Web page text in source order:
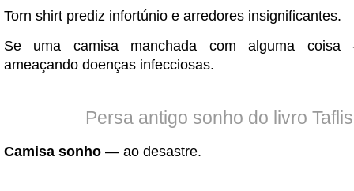
Torn shirt prediz infortúnio e arredores insignificantes.
Se uma camisa manchada com alguma
ameaçando doenças infecciosas.
Persa antigo sonho do livro
Camisa sonho — ao desastre.